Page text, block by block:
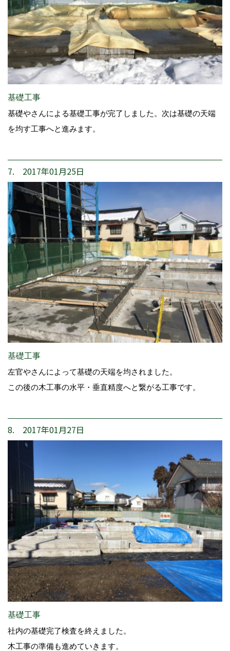
基礎工事
基礎やさんによる基礎工事が完了しました。次は基礎の天端
を均す工事へと進みます。
7. 2017年01月25日
基礎工事
左官やさんによって基礎の天端を均されました。
この後の木工事の水平・垂直精度へと繋がる工事です。
8. 2017年01月27日
基礎工事
社内の基礎完了検査を終えました。
木工事の準備も進めていきます。